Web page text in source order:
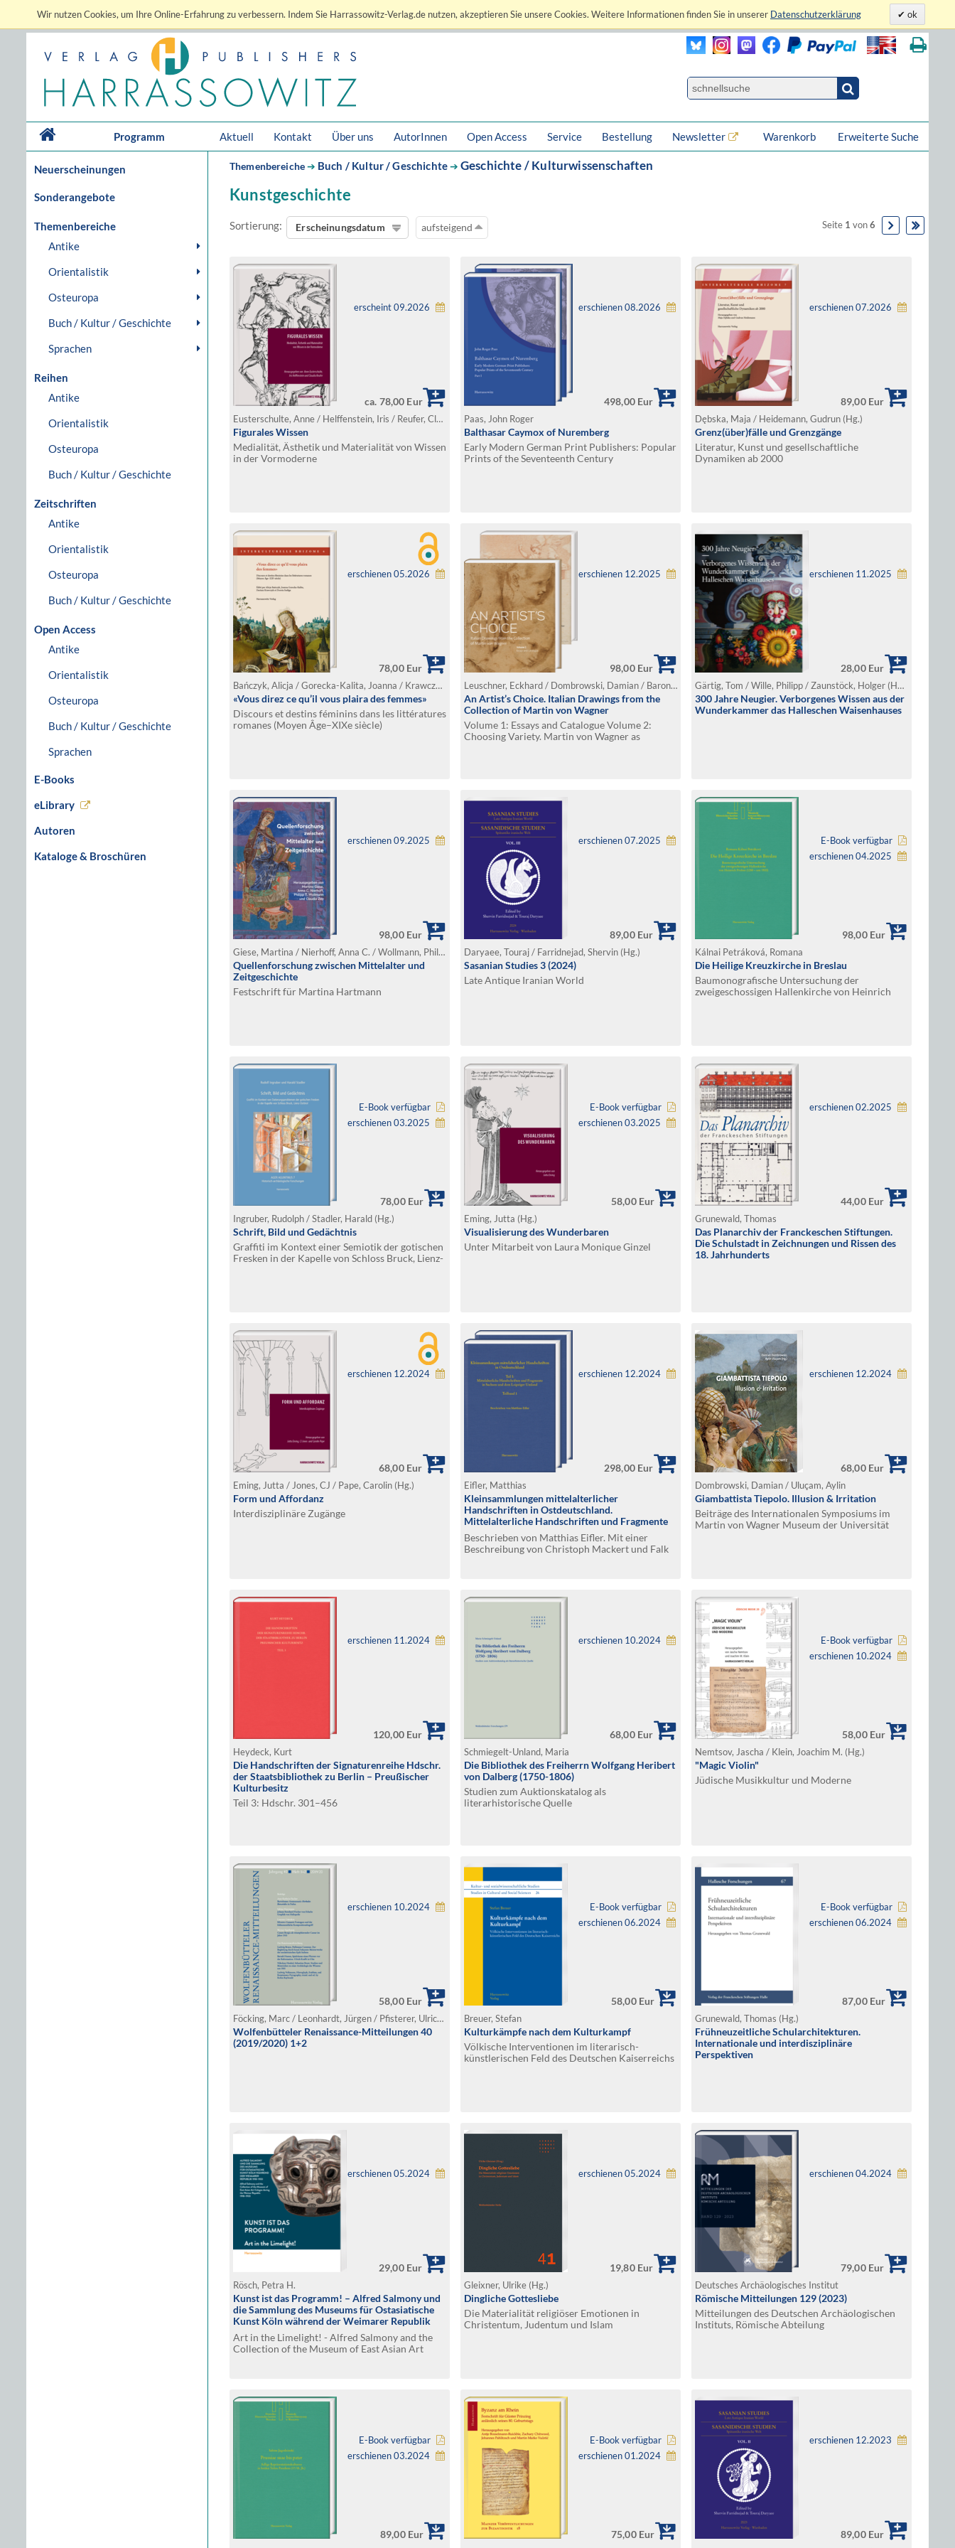
Wir nutzen Cookies, um Ihre Online-Erfahrung zu verbessern. Indem Sie Harrassowitz-Verlag.de nutzen, akzeptieren Sie unsere Cookies. Weitere Informationen finden Sie in unserer Datenschutzerklärung ok
Programm Aktuell Kontakt Über uns AutorInnen Open Access Service Bestellung Newsletter Erweiterte Suche
Warenkorb
Neuerscheinungen
Sonderangebote
Themenbereiche
Antike
Orientalistik
Osteuropa
Buch / Kultur / Geschichte
Sprachen
Reihen
Antike
Orientalistik
Osteuropa
Buch / Kultur / Geschichte
Zeitschriften
Antike
Orientalistik
Osteuropa
Buch / Kultur / Geschichte
Open Access
Antike
Orientalistik
Osteuropa
Buch / Kultur / Geschichte
Sprachen
E-Books
eLibrary
Autoren
Kataloge & Broschüren
Themenbereiche➔ Buch / Kultur / Geschichte➔ Geschichte / Kulturwissenschaften
Kunstgeschichte
Sortierung: Erscheinungsdatum aufsteigend Seite 1 von 6
erscheint 09.2026
ca. 78,00 Eur
Eusterschulte, Anne / Helffenstein, Iris / Reufer, Claudia (Hg.)
Figurales Wissen
Medialität, Ästhetik und Materialität von Wissen
in der Vormoderne
erschienen 08.2026
498,00 Eur
Paas, John Roger
Balthasar Caymox of Nuremberg
Early Modern German Print Publishers: Popular
Prints of the Seventeenth Century
erschienen 07.2026
89,00 Eur
Dębska, Maja / Heidemann, Gudrun (Hg.)
Grenz(über)fälle und Grenzgänge
Literatur, Kunst und gesellschaftliche
Dynamiken ab 2000
erschienen 05.2026
78,00 Eur
Bańczyk, Alicja / Gorecka-Kalita, Joanna / Krawczyk, Dariusz / Szeliga, Dorota (Hg.)
«Vous direz ce qu’il vous plaira des femmes»
Discours et destins féminins dans les littératures
romanes (Moyen Âge–XIXe siècle)
erschienen 12.2025
98,00 Eur
Leuschner, Eckhard / Dombrowski, Damian / Baroni, Luca / Goll, Carolin (Hg.)
An Artist’s Choice. Italian Drawings from the
Collection of Martin von Wagner
Volume 1: Essays and Catalogue Volume 2:
Choosing Variety. Martin von Wagner as
erschienen 11.2025
28,00 Eur
Gärtig, Tom / Wille, Philipp / Zaunstöck, Holger (Hg.)
300 Jahre Neugier. Verborgenes Wissen aus der
Wunderkammer das Halleschen Waisenhauses
erschienen 09.2025
98,00 Eur
Giese, Martina / Nierhoff, Anna C. / Wollmann, Philipp T. / Zey, Claudia (Hg.)
Quellenforschung zwischen Mittelalter und
Zeitgeschichte
Festschrift für Martina Hartmann
erschienen 07.2025
89,00 Eur
Daryaee, Touraj / Farridnejad, Shervin (Hg.)
Sasanian Studies 3 (2024)
Late Antique Iranian World
E-Book verfügbar
erschienen 04.2025
98,00 Eur
Kálnai Petráková, Romana
Die Heilige Kreuzkirche in Breslau
Baumonografische Untersuchung der
zweigeschossigen Hallenkirche von Heinrich
E-Book verfügbar
erschienen 03.2025
78,00 Eur
Ingruber, Rudolph / Stadler, Harald (Hg.)
Schrift, Bild und Gedächtnis
Graffiti im Kontext einer Semiotik der gotischen
Fresken in der Kapelle von Schloss Bruck, Lienz-
E-Book verfügbar
erschienen 03.2025
58,00 Eur
Eming, Jutta (Hg.)
Visualisierung des Wunderbaren
Unter Mitarbeit von Laura Monique Ginzel
erschienen 02.2025
44,00 Eur
Grunewald, Thomas
Das Planarchiv der Franckeschen Stiftungen.
Die Schulstadt in Zeichnungen und Rissen des
18. Jahrhunderts
erschienen 12.2024
68,00 Eur
Eming, Jutta / Jones, CJ / Pape, Carolin (Hg.)
Form und Affordanz
Interdisziplinäre Zugänge
erschienen 12.2024
298,00 Eur
Eifler, Matthias
Kleinsammlungen mittelalterlicher
Handschriften in Ostdeutschland.
Mittelalterliche Handschriften und Fragmente
in Sachsen und dem Leipziger Umland
Beschrieben von Matthias Eifler. Mit einer
Beschreibung von Christoph Mackert und Falk
erschienen 12.2024
68,00 Eur
Dombrowski, Damian / Uluçam, Aylin
Giambattista Tiepolo. Illusion & Irritation
Beiträge des Internationalen Symposiums im
Martin von Wagner Museum der Universität
erschienen 11.2024
120,00 Eur
Heydeck, Kurt
Die Handschriften der Signaturenreihe Hdschr.
der Staatsbibliothek zu Berlin – Preußischer
Kulturbesitz
Teil 3: Hdschr. 301–456
erschienen 10.2024
68,00 Eur
Schmiegelt-Unland, Maria
Die Bibliothek des Freiherrn Wolfgang Heribert
von Dalberg (1750-1806)
Studien zum Auktionskatalog als
literarhistorische Quelle
E-Book verfügbar
erschienen 10.2024
58,00 Eur
Nemtsov, Jascha / Klein, Joachim M. (Hg.)
"Magic Violin"
Jüdische Musikkultur und Moderne
erschienen 10.2024
58,00 Eur
Föcking, Marc / Leonhardt, Jürgen / Pfisterer, Ulrich (Hg.)
Wolfenbütteler Renaissance-Mitteilungen 40
(2019/2020) 1+2
E-Book verfügbar
erschienen 06.2024
58,00 Eur
Breuer, Stefan
Kulturkämpfe nach dem Kulturkampf
Völkische Interventionen im literarisch-
künstlerischen Feld des Deutschen Kaiserreichs
E-Book verfügbar
erschienen 06.2024
87,00 Eur
Grunewald, Thomas (Hg.)
Frühneuzeitliche Schularchitekturen.
Internationale und interdisziplinäre
Perspektiven
erschienen 05.2024
29,00 Eur
Rösch, Petra H.
Kunst ist das Programm! – Alfred Salmony und
die Sammlung des Museums für Ostasiatische
Kunst Köln während der Weimarer Republik
1918-1933
Art in the Limelight! - Alfred Salmony and the
Collection of the Museum of East Asian Art
erschienen 05.2024
19,80 Eur
Gleixner, Ulrike (Hg.)
Dingliche Gottesliebe
Die Materialität religiöser Emotionen in
Christentum, Judentum und Islam
erschienen 04.2024
79,00 Eur
Deutsches Archäologisches Institut
Römische Mitteilungen 129 (2023)
Mitteilungen des Deutschen Archäologischen
Instituts, Römische Abteilung
E-Book verfügbar
erschienen 03.2024
89,00 Eur
E-Book verfügbar
erschienen 01.2024
75,00 Eur
erschienen 12.2023
89,00 Eur